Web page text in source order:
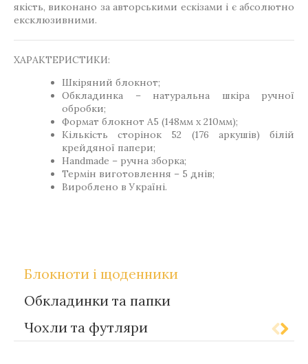
якість, виконано за авторськими ескізами і є абсолютно
ексклюзивними.
ХАРАКТЕРИСТИКИ:
Шкіряний блокнот;
Обкладинка – натуральна шкіра ручної
обробки;
Формат блокнот А5 (148мм х 210мм);
Кількість сторінок 52 (176 аркушів) білій
крейдяної папери;
Handmade – ручна зборка;
Термін виготовлення – 5 днів;
Вироблено в Україні.
Блокноти і щоденники
Обкладинки та папки
Чохли та футляри